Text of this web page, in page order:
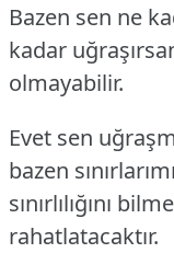
Bazen sen ne
kadar
olmayabilir.
Evet sen
bazen
sınırlılığını
rahatlatacaktır.